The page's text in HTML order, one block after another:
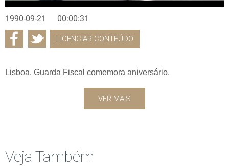
1990-09-21 00:00:31
LICENCIAR CONTEÚDO
Lisboa, Guarda Fiscal comemora aniversário.
VER MAIS
Veja Também